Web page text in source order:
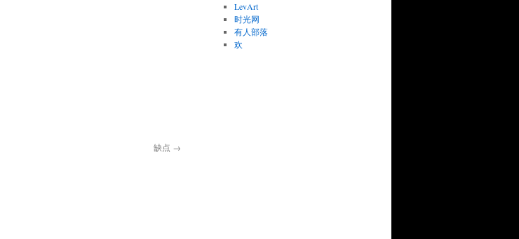
缺点 →
LevArt
时光网
有人部落
欢